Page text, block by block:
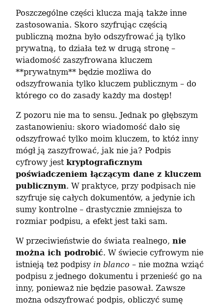
Poszczególne części klucza mają także inne
zastosowania. Skoro szyfrując częścią
publiczną można było odszyfrować ją tylko
prywatną, to działa też w drugą stronę –
wiadomość zaszyfrowana kluczem
**prywatnym** będzie możliwa do
odszyfrowania tylko kluczem publicznym – do
którego co do zasady każdy ma dostęp!
Z pozoru nie ma to sensu. Jednak po głębszym
zastanowieniu: skoro wiadomość dało się
odszyfrować tylko moim kluczem, to któż inny
mógł ją zaszyfrować, jak nie ja? Podpis
cyfrowy jest kryptograficznym
poświadczeniem łączącym dane z kluczem
publicznym. W praktyce, przy podpisach nie
szyfruje się całych dokumentów, a jedynie ich
sumy kontrolne – drastycznie zmniejsza to
rozmiar podpisu, a efekt jest taki sam.
W przeciwieństwie do świata realnego, nie
można ich podrobić. W świecie cyfrowym nie
istnieją też podpisy in blanco – nie można wziąć
podpisu z jednego dokumentu i przenieść go na
inny, ponieważ nie będzie pasował. Zawsze
można odszyfrować podpis, obliczyć sumę